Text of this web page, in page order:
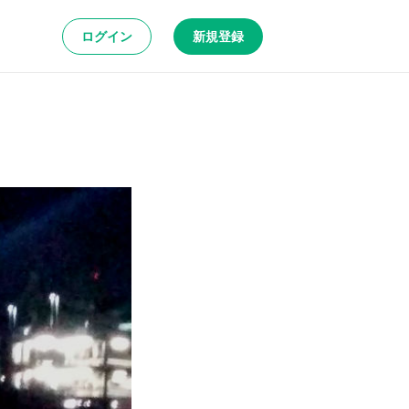
ログイン 新規登録